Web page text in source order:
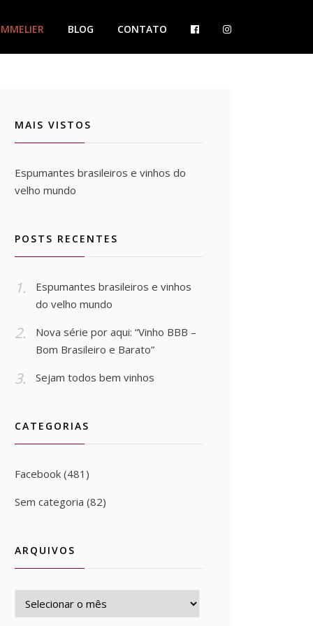
BLOG CONTATO
MAIS VISTOS
Espumantes brasileiros e vinhos do
velho mundo
POSTS RECENTES
Espumantes brasileiros e vinhos
do velho mundo
Nova série por aqui: “Vinho BBB –
Bom Brasileiro e Barato”
Sejam todos bem vinhos
CATEGORIAS
Facebook (481)
Sem categoria (82)
ARQUIVOS
Arquivos